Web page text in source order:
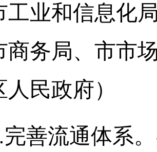
工业和信息化
商务局、市市
民政府）
完善流通体系